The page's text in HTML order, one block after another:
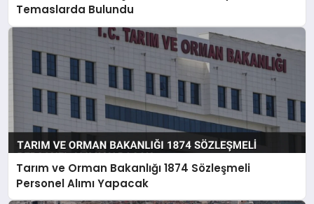
Temaslarda Bulundu
Tarım ve Orman Bakanlığı 1874 Sözleşmeli
Personel Alımı Yapacak